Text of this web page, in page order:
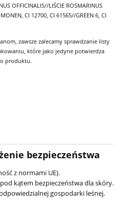
OFFICINALIS//LIŚCIE ROSMARINUS
CI 12700, CI 61565//GREEN 6, CI
zawsze zalecamy sprawdzanie listy
które jako jedyne potwierdza
produktu.
bezpieczeństwa
z normami UE).
kątem bezpieczeństwa dla skóry.
gospodarki leśnej.